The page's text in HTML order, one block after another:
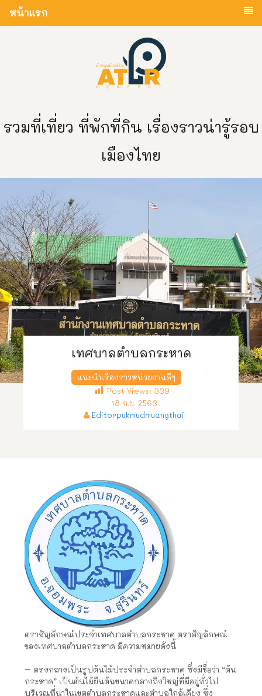
หน้าแรก
รวมที่เที่ยว ที่พักที่กิน เรื่องราวน่ารู้รอบ
เมืองไทย
เทศบาลตำบลกระหาด
แนะนำเรื่องราวหน่วยงานดีๆ
Post Views: 339
18 ก.ย. 2563
Editorpukmudmuangthai
ตราสัญลักษณ์ประจำเทศบาลตำบลกระหาด ตราสัญลักษณ์
ของเทศบาลตำบลกระหาด มีความหมายดังนี้
– ตรงกลางเป็นรูปต้นไม้ประจำตำบลกระหาด ซึ่งมีชื่อว่า “ต้น
กระหาด” เป็นต้นไม้ยืนต้นขนาดกลางถึงใหญ่ที่มีอยู่ทั่วไป
บริเวณที่นาในเขตตำบลกระหาดและตำบลใกล้เคียง ซึ่ง